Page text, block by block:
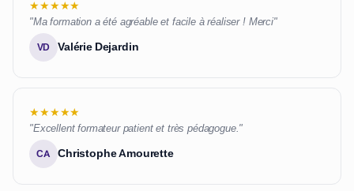
★★★★★
"Ma formation a été agréable et facile à réaliser ! Merci"
VD Valérie Dejardin
★★★★★
"Excellent formateur patient et très pédagogue."
CA Christophe Amourette